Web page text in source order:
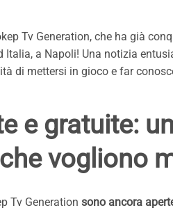
Tv Generation, che ha già
Italia, a Napoli! Una notizia
di mettersi in gioco e far
e gratuite:
vogliono
Tv Generation sono ancora